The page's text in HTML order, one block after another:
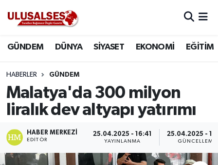
GÜNDEM DÜNYA SİYASET EKONOMİ EĞİTİM
HABERLER GÜNDEM
Malatya'da 300 milyon
liralık dev altyapı yatırımı
HABER MERKEZI
EDITÖR
25.04.2025 - 16:41
YAYINLANMA
25.04.2025 -
GÜNCELLEME
DÜNYA
SİYASET
EKONOMİ
EĞİTİM
SAĞLIK
Trafik Durumu
Süper Lig Puan Durumu ve Fikstür
Tüm Manşetler
Son Dakika Haberleri
Haber Arşivi